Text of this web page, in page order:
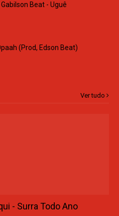
Beat - Uguê
(Prod, Edson Beat)
Ver tudo
- Surra Todo Ano